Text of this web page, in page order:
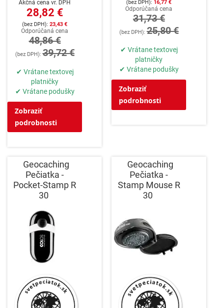
Akčná cena vr. DPH
28,82 €
23,43 €
Odporúčaná cena
48,86 €
39,72 €
✔ Vrátane textovej
platničky
✔ Vrátane podušky
Zobraziť
podrobnosti
16,77 €
Odporúčaná cena
31,73 €
25,80 €
✔ Vrátane textovej
platničky
✔ Vrátane podušky
Zobraziť
podrobnosti
Geocaching
Pečiatka -
Pocket-Stamp R
30
Geocaching
Pečiatka -
Stamp Mouse R
30